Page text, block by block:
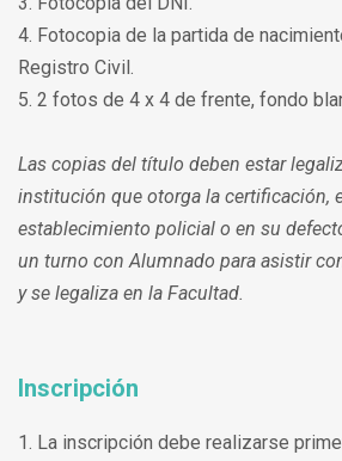
4. Fotocopia de la partida de
Registro Civil.
5. 2 fotos de 4 x 4 de frente, fondo
Las copias del título deben estar
institución que otorga la certificación,
establecimiento policial o en su
un turno con Alumnado para asistir
y se legaliza en la Facultad.
Inscripción
1. La inscripción debe realizarse